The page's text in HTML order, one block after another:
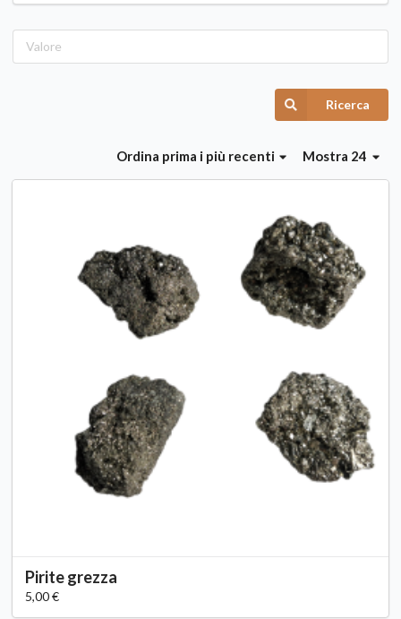
Ricerca
Mostra 24
Ordina prima i più recenti
Pirite grezza
5,00 €